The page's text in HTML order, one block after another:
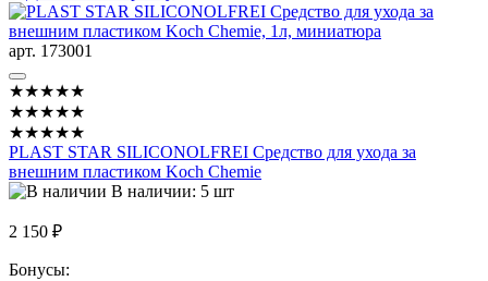
арт. 173001
★★★★★
★★★★★
★★★★★
PLAST STAR SILICONOLFREI Средство для ухода за
внешним пластиком Koch Chemie
В наличии: 5 шт
2 150 ₽
Бонусы: